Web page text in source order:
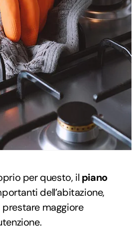
per questo, il piano
dell’abitazione,
maggiore